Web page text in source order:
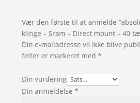
Vær den første til at anmelde
klinge – Sram – Direct mount – 40
Din e-mailadresse vil ikke blive
felter er markeret med *
Din vurdering
Din anmeldelse *